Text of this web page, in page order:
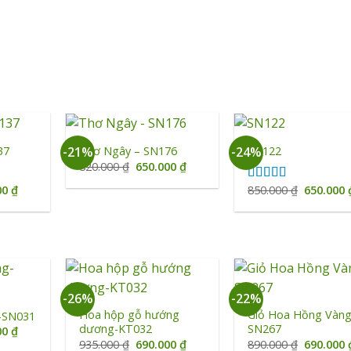
₫Giá
tại
-21%
+
Thơ Ngây – SN176
820.000₫ Giá
là:
650.000₫Giá
tại
650.000 ₫.
-24%
+
SN122
Được xếp
sao
850.000₫ Giá
là:
650.000
₫Giá
-26%
+
Hoa hộp gỗ hướng
dương-KT032
935.000₫ Giá
690.000₫Giá
-22%
+
Giỏ Hoa Hồng
SN267
890.000₫ Giá
690.000